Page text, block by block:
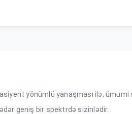
yönümlü yanaşması ilə,
geniş bir spektrdə sizinlədir.